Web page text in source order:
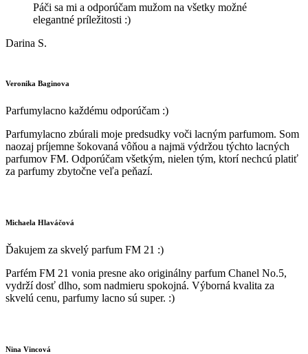
Páči sa mi a odporúčam mužom na všetky možné
elegantné príležitosti :)
Darina S.
Veronika Baginova
Parfumylacno každému odporúčam :)
Parfumylacno zbúrali moje predsudky voči lacným parfumom. Som
naozaj príjemne šokovaná vôňou a najmä výdržou týchto lacných
parfumov FM. Odporúčam všetkým, nielen tým, ktorí nechcú platiť
za parfumy zbytočne veľa peňazí.
Michaela Hlaváčová
Ďakujem za skvelý parfum FM 21 :)
Parfém FM 21 vonia presne ako originálny parfum Chanel No.5,
vydrží dosť dlho, som nadmieru spokojná. Výborná kvalita za
skvelú cenu, parfumy lacno sú super. :)
Nina Vincová